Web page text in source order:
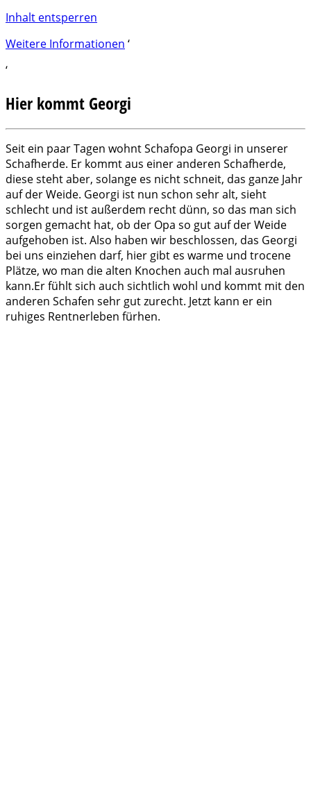
Inhalt entsperren
Weitere Informationen ‘
‘
Hier kommt Georgi
Seit ein paar Tagen wohnt Schafopa Georgi in unserer
Schafherde. Er kommt aus einer anderen Schafherde,
diese steht aber, solange es nicht schneit, das ganze Jahr
auf der Weide. Georgi ist nun schon sehr alt, sieht
schlecht und ist außerdem recht dünn, so das man sich
sorgen gemacht hat, ob der Opa so gut auf der Weide
aufgehoben ist. Also haben wir beschlossen, das Georgi
bei uns einziehen darf, hier gibt es warme und trocene
Plätze, wo man die alten Knochen auch mal ausruhen
kann.Er fühlt sich auch sichtlich wohl und kommt mit den
anderen Schafen sehr gut zurecht. Jetzt kann er ein
ruhiges Rentnerleben fürhen.